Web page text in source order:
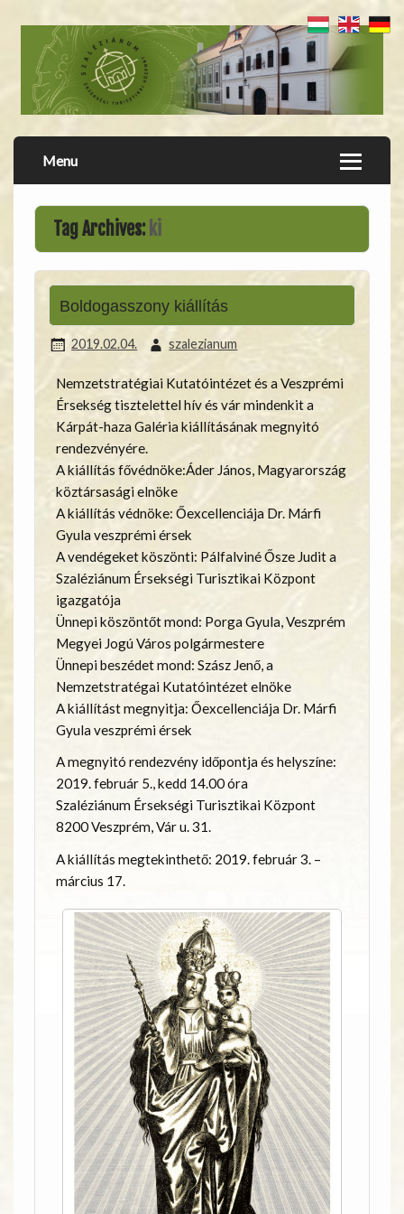
Menu
Tag Archives: ki
Boldogasszony kiállítás
2019.02.04. szalezianum
Nemzetstratégiai Kutatóintézet és a Veszprémi
Érsekség tisztelettel hív és vár mindenkit a
Kárpát-haza Galéria kiállításának megnyitó
rendezvényére.
A kiállítás fővédnöke:Áder János, Magyarország
köztársasági elnöke
A kiállítás védnöke: Őexcellenciája Dr. Márfi
Gyula veszprémi érsek
A vendégeket köszönti: Pálfalviné Ősze Judit a
Szaléziánum Érsekségi Turisztikai Központ
igazgatója
Ünnepi köszöntőt mond: Porga Gyula, Veszprém
Megyei Jogú Város polgármestere
Ünnepi beszédet mond: Szász Jenő, a
Nemzetstratégai Kutatóintézet elnöke
A kiállítást megnyitja: Őexcellenciája Dr. Márfi
Gyula veszprémi érsek
A megnyitó rendezvény időpontja és helyszíne:
2019. február 5., kedd 14.00 óra
Szaléziánum Érsekségi Turisztikai Központ
8200 Veszprém, Vár u. 31.
A kiállítás megtekinthető: 2019. február 3. –
március 17.